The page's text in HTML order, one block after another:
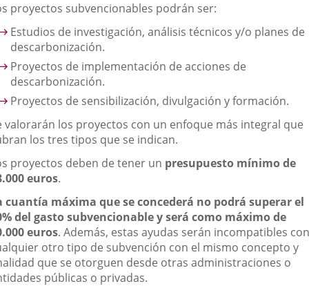
proyectos subvencionables podrán ser:
Estudios de investigación, análisis técnicos y/o planes de
descarbonización.
Proyectos de implementación de acciones de
descarbonización.
Proyectos de sensibilización, divulgación y formación.
valorarán los proyectos con un enfoque más integral que
los tres tipos que se indican.
proyectos deben de tener un presupuesto mínimo de
euros.
cuantía máxima que se concederá no podrá superar el
del gasto subvencionable y será como máximo de
euros. Además, estas ayudas serán incompatibles con
otro tipo de subvención con el mismo concepto y
que se otorguen desde otras administraciones o
públicas o privadas.